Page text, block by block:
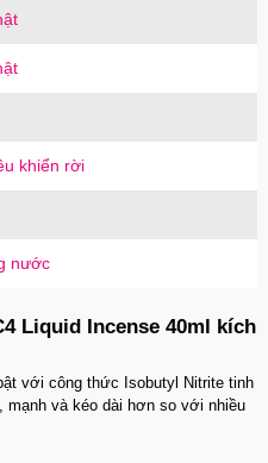
khiển rời
nước
Liquid Incense 40ml kích
với công thức Isobutyl Nitrite tinh
mạnh và kéo dài hơn so với nhiều